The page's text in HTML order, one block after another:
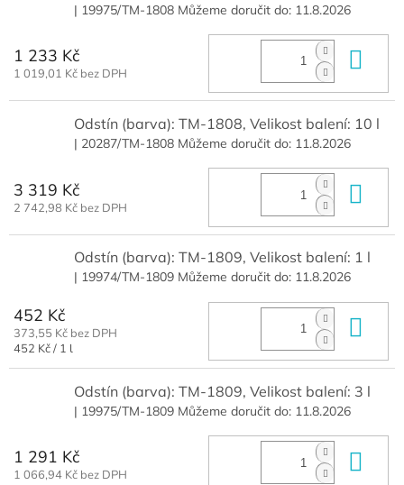
| 19975/TM-1808 Můžeme doručit do: 11.8.2026
1 233 Kč
1 019,01 Kč bez DPH
Odstín (barva): TM-1808, Velikost balení: 10 l
| 20287/TM-1808 Můžeme doručit do: 11.8.2026
3 319 Kč
2 742,98 Kč bez DPH
Odstín (barva): TM-1809, Velikost balení: 1 l
| 19974/TM-1809 Můžeme doručit do: 11.8.2026
452 Kč
373,55 Kč bez DPH
Měrná
452 Kč / 1 l
Odstín (barva): TM-1809, Velikost balení: 3 l
| 19975/TM-1809 Můžeme doručit do: 11.8.2026
1 291 Kč
1 066,94 Kč bez DPH